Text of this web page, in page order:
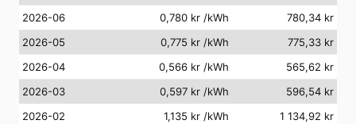
2026-06
0,780 kr /kWh
780,34 kr
2026-05
0,775 kr /kWh
775,33 kr
2026-04
0,566 kr /kWh
565,62 kr
2026-03
0,597 kr /kWh
596,54 kr
2026-02
1,135 kr /kWh
1 134,92 kr